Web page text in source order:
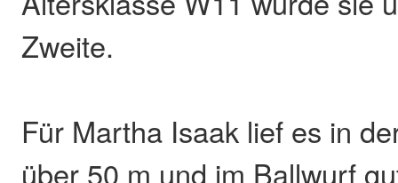
Zweite.
Für Martha Isaak lief es in
über 50 m und im Ballwurf